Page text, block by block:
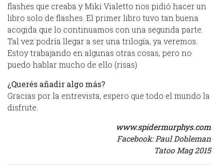
flashes que creaba y Miki Vialetto nos pidió hacer un
libro solo de flashes. El primer libro tuvo tan buena
acogida que lo continuamos con una segunda parte.
Tal vez podría llegar a ser una trilogía, ya veremos.
Estoy trabajando en algunas otras cosas, pero no
puedo hablar mucho de ello (risas)
¿Querés añadir algo más?
Gracias por la entrevista, espero que todo el mundo la
disfrute.
www.spidermurphys.com
Facebook: Paul Dobleman
Tatoo Mag 2015